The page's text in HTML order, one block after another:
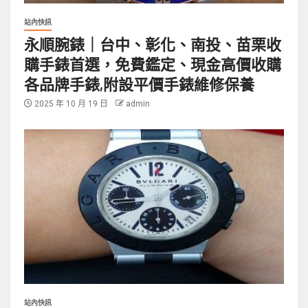
站內快訊
永順腕錶｜台中、彰化、南投、苗栗收
購手錶首選，免費鑑定、現金高價收購
各品牌手錶,附設平價手錶維修保養
2025 年 10 月 19 日 admin
站內快訊